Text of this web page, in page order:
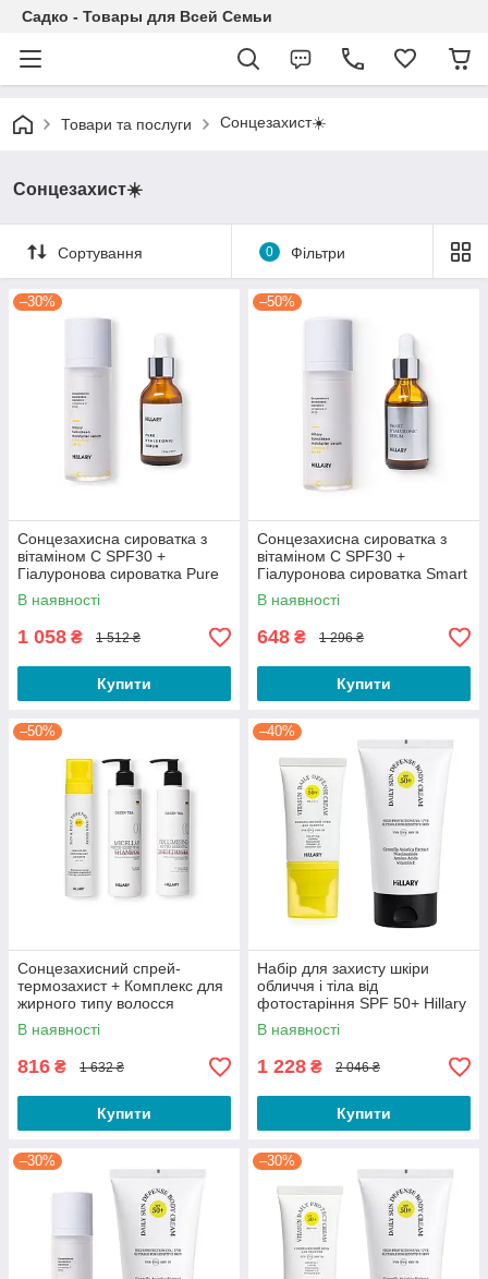
Садко - Товары для Всей Семьи
Товари та послуги Сонцезахист☀️
Сонцезахист☀️
Сортування 0 Фільтри
–30%
Сонцезахисна сироватка з
вітаміном С SPF30 +
Гіалуронова сироватка Pure
Hyaluronic
В наявності
1 058 ₴ 1 512 ₴
Купити
–50%
Сонцезахисна сироватка з
вітаміном С SPF30 +
Гіалуронова сироватка Smart
Hyaluronic
В наявності
648 ₴ 1 296 ₴
Купити
–50%
Сонцезахисний спрей-
термозахист + Комплекс для
жирного типу волосся
В наявності
816 ₴ 1 632 ₴
Купити
–40%
Набір для захисту шкіри
обличчя і тіла від
фотостаріння SPF 50+ Hillary
Face & Body Photoaging
Defense Set
В наявності
1 228 ₴ 2 046 ₴
Купити
–30% –30%